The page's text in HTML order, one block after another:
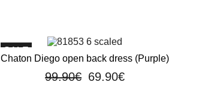
SALE
Chaton Diego open back dress (Purple)
99.90€ 69.90€